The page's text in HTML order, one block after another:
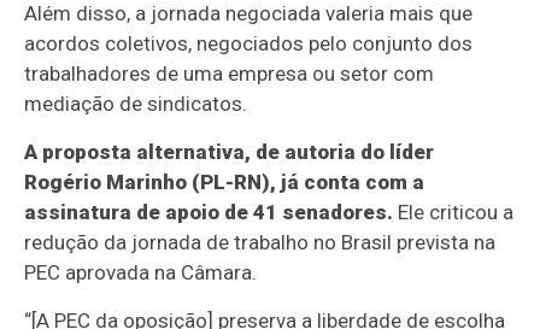
Além disso, a jornada negociada valeria mais que
acordos coletivos, negociados pelo conjunto dos
trabalhadores de uma empresa ou setor com
mediação de sindicatos.
A proposta alternativa, de autoria do líder
Rogério Marinho (PL-RN), já conta com a
assinatura de apoio de 41 senadores. Ele criticou a
redução da jornada de trabalho no Brasil prevista na
PEC aprovada na Câmara.
“[A PEC da oposição] preserva a liberdade de escolha